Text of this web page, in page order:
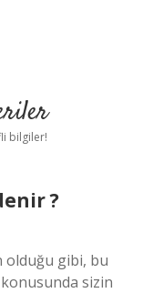
bilgiler!
?
olduğu gibi, bu
sizin